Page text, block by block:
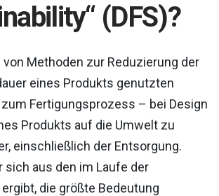
(DFS)?
Methoden zur Reduzierung der
eines Produkts genutzten
Fertigungsprozess – bei Design
Produkts auf die Umwelt zu
einschließlich der Entsorgung.
sich aus den im Laufe der
die größte Bedeutung